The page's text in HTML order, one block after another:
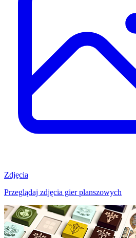
Zdjęcia
Przeglądaj zdjęcia gier planszowych